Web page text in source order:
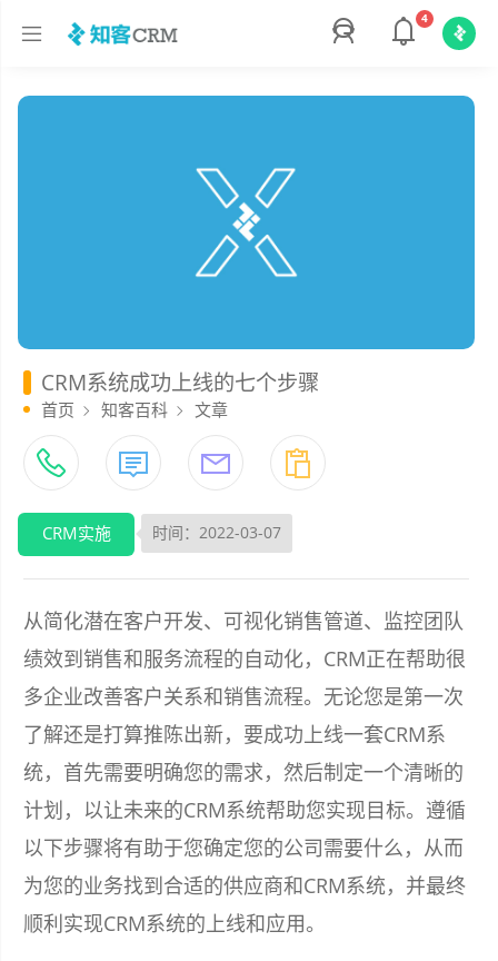
4
CRM系统成功上线的七个步骤
首页 知客百科 文章
CRM实施 时间：2022-03-07
从简化潜在客户开发、可视化销售管道、监控团队
绩效到销售和服务流程的自动化，CRM正在帮助很
多企业改善客户关系和销售流程。无论您是第一次
了解还是打算推陈出新，要成功上线一套CRM系
统，首先需要明确您的需求，然后制定一个清晰的
计划，以让未来的CRM系统帮助您实现目标。遵循
以下步骤将有助于您确定您的公司需要什么，从而
为您的业务找到合适的供应商和CRM系统，并最终
顺利实现CRM系统的上线和应用。